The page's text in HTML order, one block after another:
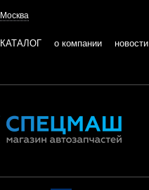
Москва
КАТАЛОГ о компании новости